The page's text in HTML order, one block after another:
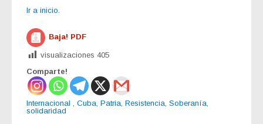
Ir a inicio.
Baja! PDF
visualizaciones 405
Comparte!
Internacional Cuba Patria Resistencia Soberanía
solidaridad